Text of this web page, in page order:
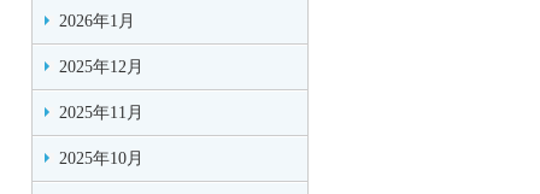
2026年1月
2025年12月
2025年11月
2025年10月